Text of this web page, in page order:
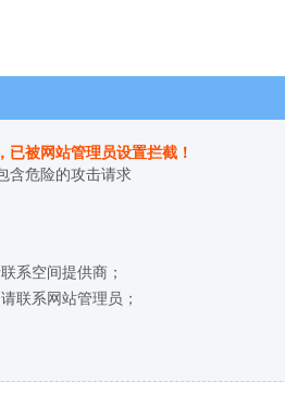
已被网站管理员设置拦截！
含危险的攻击请求
系空间提供商；
联系网站管理员；